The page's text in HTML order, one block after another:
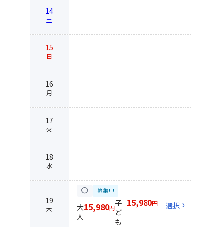
14
土
15
日
16
月
17
火
18
水
19
木
circle 募集中
大
人
15,980円子
ど
も
15,980円 選択 chevron_right